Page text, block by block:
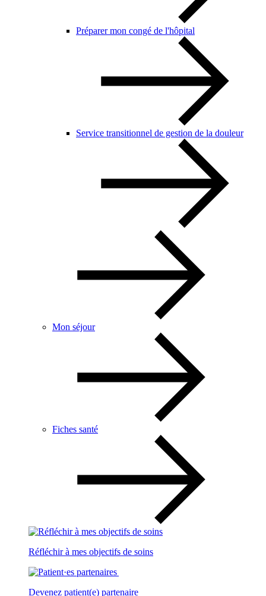
Préparer mon congé de l'hôpital
Service transitionnel de gestion de la douleur
Mon séjour
Fiches santé
Réfléchir à mes objectifs de soins
Devenez patient(e) partenaire